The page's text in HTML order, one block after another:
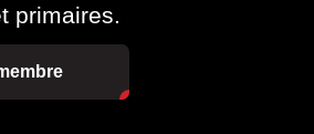
primaires.